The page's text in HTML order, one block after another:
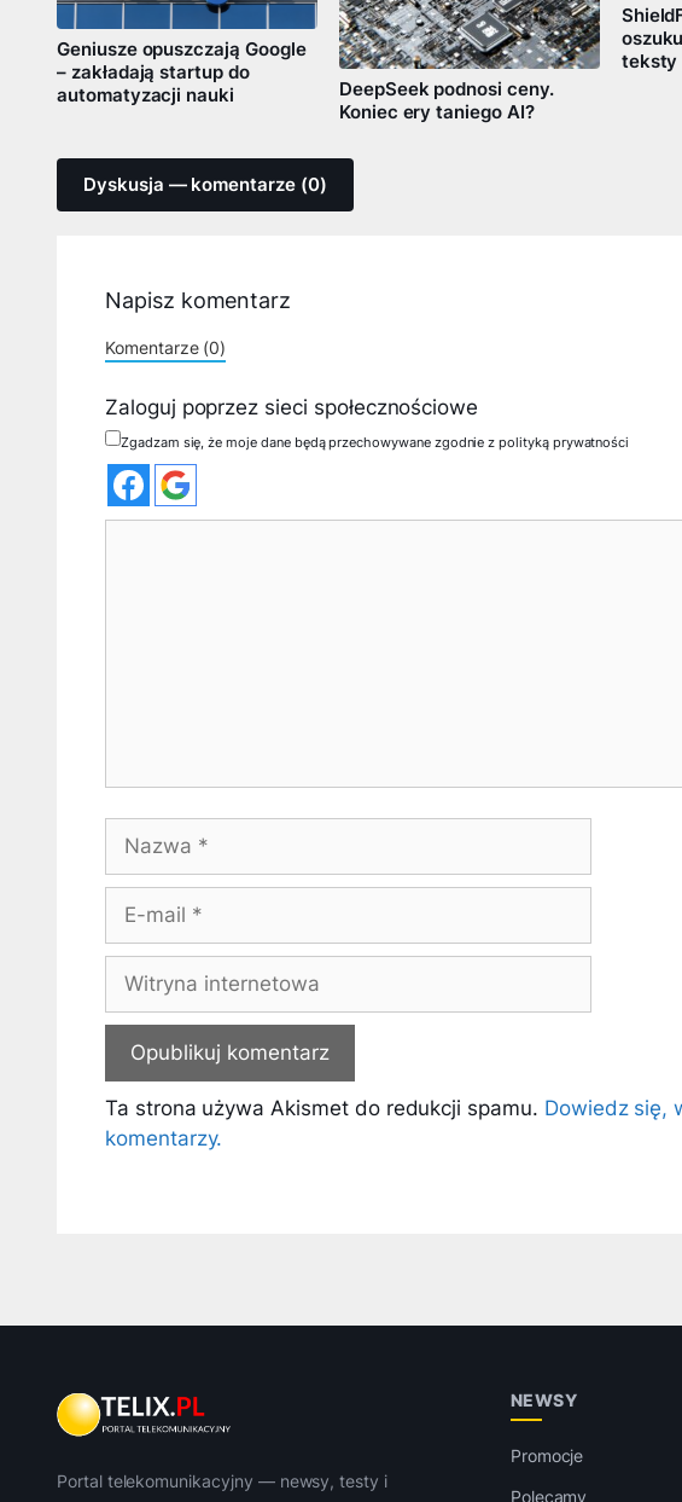
Geniusze opuszczają Google
– zakładają startup do
automatyzacji nauki
DeepSeek podnosi ceny.
Koniec ery taniego AI?
teksty
Dyskusja — komentarze (0)
Napisz komentarz
Komentarze (0)
Zaloguj poprzez sieci społecznościowe
Zgadzam się, że moje dane będą przechowywane zgodnie z polityką prywatności
Nazwa
Witryna
internetowa
Ta strona używa Akismet do redukcji spamu. Dowiedz się,
komentarzy.
Portal telekomunikacyjny — newsy, testy i
NEWSY
Promocje
Polecamy